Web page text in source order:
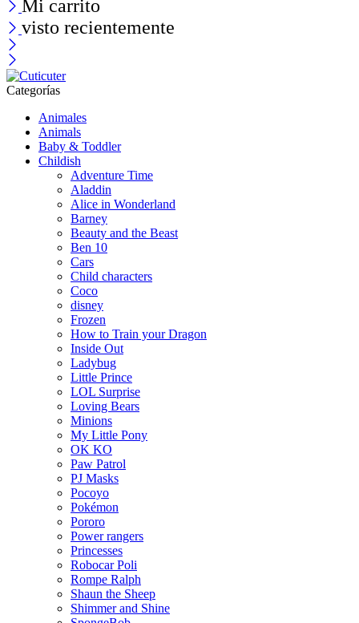
Mi carrito
visto recientemente
Categorías
Animales
Animals
Baby & Toddler
Childish
Adventure Time
Aladdin
Alice in Wonderland
Barney
Beauty and the Beast
Ben 10
Cars
Child characters
Coco
disney
Frozen
How to Train your Dragon
Inside Out
Ladybug
Little Prince
LOL Surprise
Loving Bears
Minions
My Little Pony
OK KO
Paw Patrol
PJ Masks
Pocoyo
Pokémon
Pororo
Power rangers
Princesses
Robocar Poli
Rompe Ralph
Shaun the Sheep
Shimmer and Shine